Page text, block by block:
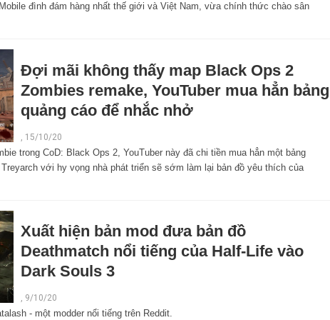
đình đám hàng nhất thế giới và Việt Nam, vừa chính thức chào sân
Đợi mãi không thấy map Black Ops 2
Zombies remake, YouTuber mua hẳn bảng
quảng cáo để nhắc nhở
15/10/20
trong CoD: Black Ops 2, YouTuber này đã chi tiền mua hẳn một bảng
với hy vọng nhà phát triển sẽ sớm làm lại bản đồ yêu thích của
Xuất hiện bản mod đưa bản đồ
Deathmatch nổi tiếng của Half-Life vào
Dark Souls 3
, 9/10/20
- một modder nổi tiếng trên Reddit.